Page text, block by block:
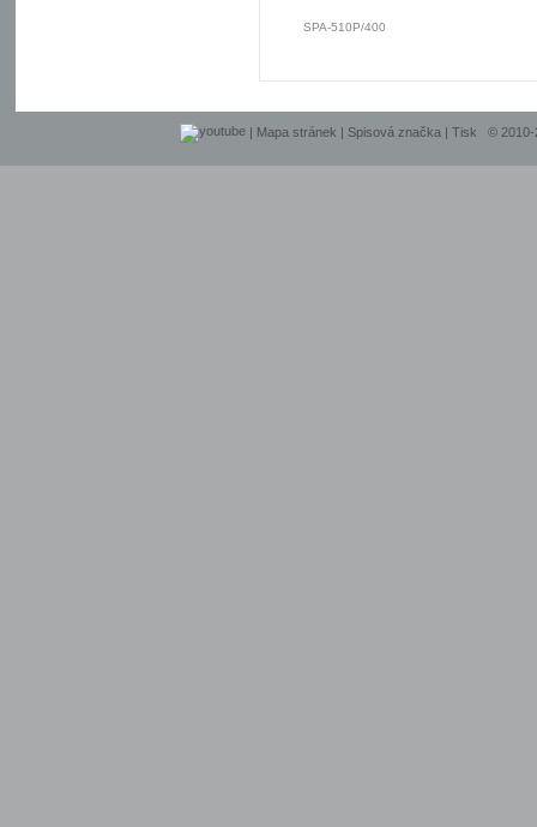
SPA-510P/400
| Mapa stránek | Spisová značka | Tisk © 2010-